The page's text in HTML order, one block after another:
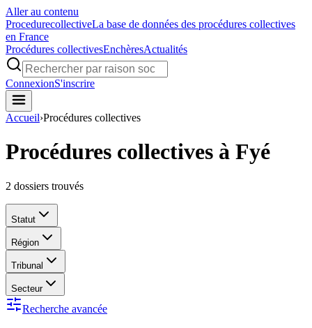
Aller au contenu
ProcedurecollectiveLa base de données des procédures collectives
en France
Procédures collectivesEnchèresActualités
ConnexionS'inscrire
Accueil›Procédures collectives
Procédures collectives à Fyé
2 dossiers trouvés
Statut
Région
Tribunal
Secteur
Recherche avancée